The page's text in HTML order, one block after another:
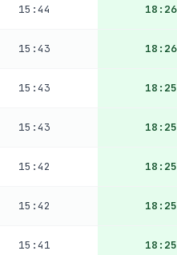
15:44 18:26
15:43 18:26
15:43 18:25
15:43 18:25
15:42 18:25
15:42 18:25
15:41 18:25